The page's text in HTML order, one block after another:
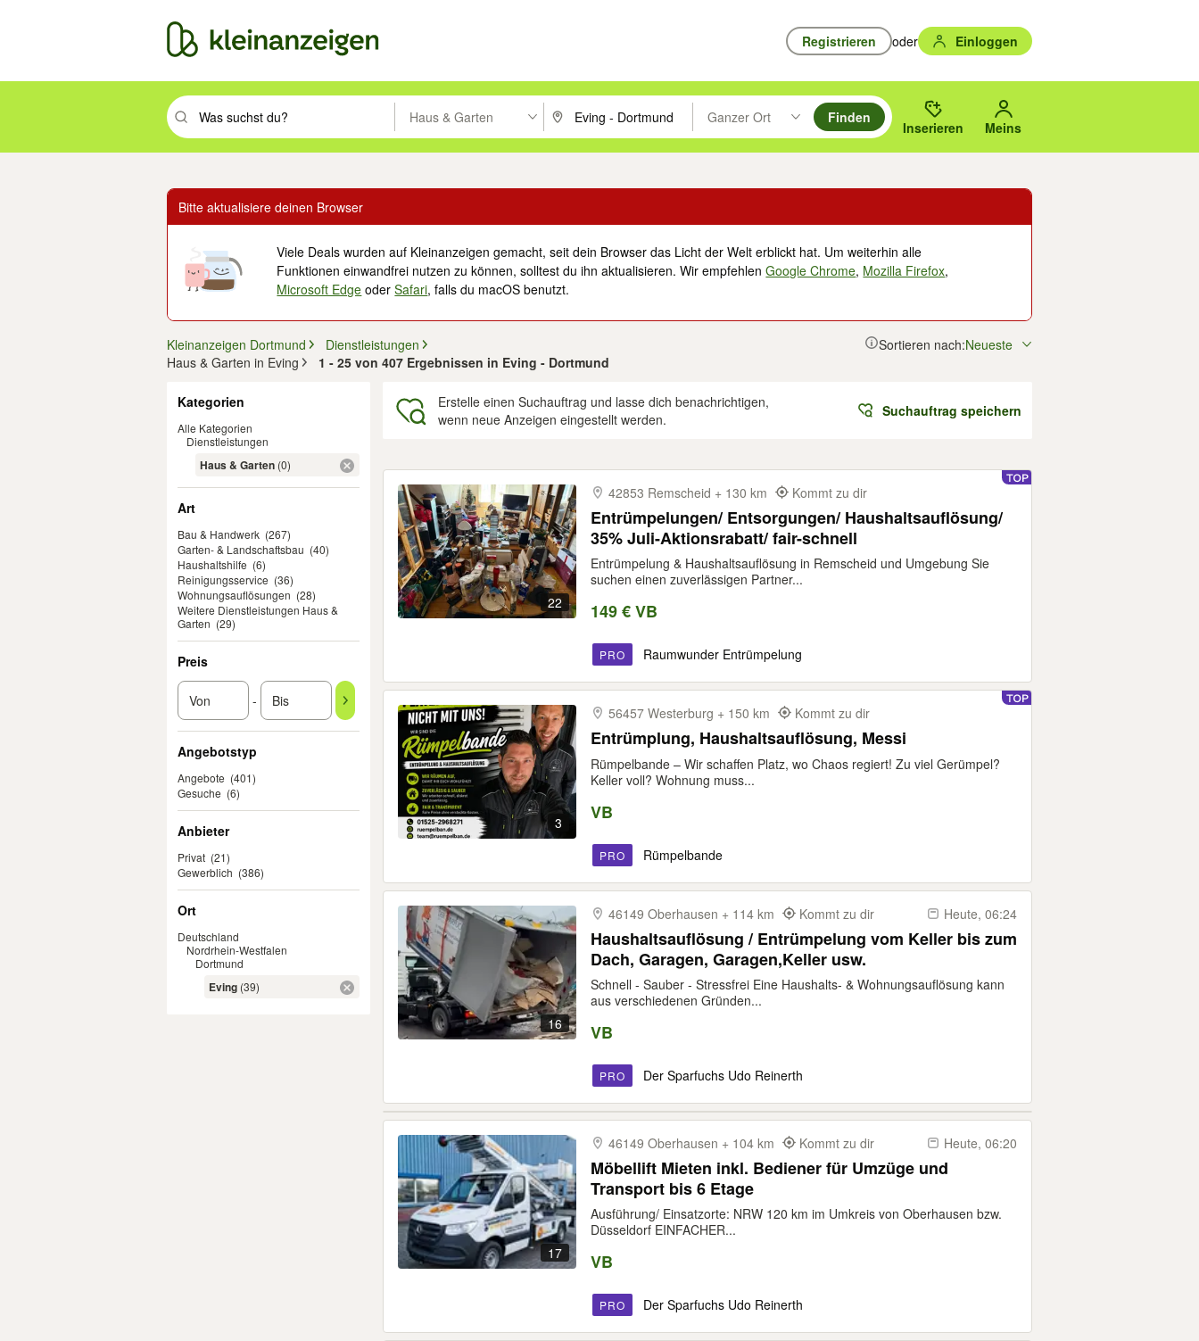
Registrieren oder Einloggen
Suchbegriff eingeben. Eingabetaste drücken um zu suchen, oder Vorschläge mit den Pfeiltasten nach oben/unten durchsuchen und mit Eingabetaste auswählen.
Haus & Garten PLZ oder Ort eingeben. Eingabetaste drücken um zu suchen, oder Vorschläge mit den Pfeiltasten nach oben/
Ganzer Ort
Suche im Umkreis des gewählten Orts oder PLZ.
Finden
Inserieren Meins
Bitte aktualisiere deinen Browser
Viele Deals wurden auf Kleinanzeigen gemacht, seit dein Browser das Licht der Welt erblickt hat. Um weiterhin alle
Funktionen einwandfrei nutzen zu können, solltest du ihn aktualisieren. Wir empfehlenGoogle Chrome, Mozilla Firefox,
Microsoft Edge oderSafari, falls du macOS benutzt.
Kleinanzeigen Dortmund
Dienstleistungen
Haus & Garten in Eving
1 - 25 von 407 Ergebnissen in Eving - Dortmund
Sortieren nach:Neueste
Kategorien
Alle Kategorien
Dienstleistungen
Haus & Garten (0)
Art
Bau & Handwerk (267)
Garten- & Landschaftsbau (40)
Haushaltshilfe (6)
Reinigungsservice (36)
Wohnungsauflösungen (28)
Weitere Dienstleistungen Haus &
Garten (29)
Preis
-
Angebotstyp
Angebote (401)
Gesuche (6)
Anbieter
Privat (21)
Gewerblich (386)
Ort
Deutschland
Nordrhein-Westfalen
Dortmund
Eving (39)
Erstelle einen Suchauftrag und lasse dich benachrichtigen,
wenn neue Anzeigen eingestellt werden.
Suchauftrag speichern
22
42853 Remscheid + 130 km Kommt zu dir
Entrümpelungen/ Entsorgungen/ Haushaltsauflösung/
35% Juli-Aktionsrabatt/ fair-schnell
Entrümpelung & Haushaltsauflösung in Remscheid und Umgebung Sie
suchen einen zuverlässigen Partner...
149 € VB
PRO Raumwunder Entrümpelung
3
56457 Westerburg + 150 km Kommt zu dir
Entrümplung, Haushaltsauflösung, Messi
Rümpelbande – Wir schaffen Platz, wo Chaos regiert! Zu viel Gerümpel?
Keller voll? Wohnung muss...
VB
PRO Rümpelbande
16
46149 Oberhausen + 114 km Kommt zu dir Heute, 06:24
Haushaltsauflösung / Entrümpelung vom Keller bis zum
Dach, Garagen, Garagen,Keller usw.
Schnell - Sauber - Stressfrei Eine Haushalts- & Wohnungsauflösung kann
aus verschiedenen Gründen...
VB
PRO Der Sparfuchs Udo Reinerth
17
46149 Oberhausen + 104 km Kommt zu dir Heute, 06:20
Möbellift Mieten inkl. Bediener für Umzüge und
Transport bis 6 Etage
Ausführung/ Einsatzorte: NRW 120 km im Umkreis von Oberhausen bzw.
Düsseldorf EINFACHER...
VB
PRO Der Sparfuchs Udo Reinerth